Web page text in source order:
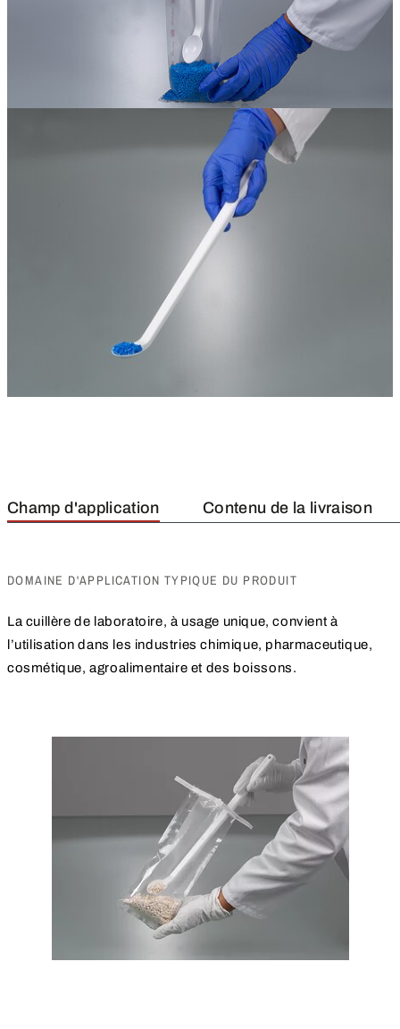
Champ d'application Contenu de la livraison
DOMAINE D'APPLICATION TYPIQUE DU PRODUIT
La cuillère de laboratoire, à usage unique, convient à
l’utilisation dans les industries chimique, pharmaceutique,
cosmétique, agroalimentaire et des boissons.